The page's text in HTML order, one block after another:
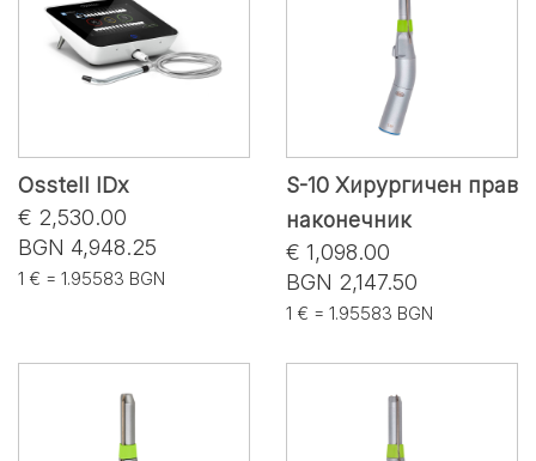
Osstell IDx
€ 2,530.00
BGN 4,948.25
1 € = 1.95583 BGN
S-10 Хирургичен прав
наконечник
€ 1,098.00
BGN 2,147.50
1 € = 1.95583 BGN